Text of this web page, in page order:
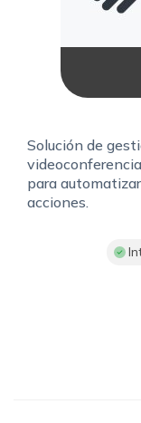
Solución de
para
acciones.